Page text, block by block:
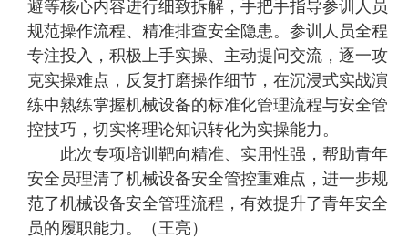
避等核心内容进行细致拆解，手把手指导参训人员
规范操作流程、精准排查安全隐患。参训人员全程
专注投入，积极上手实操、主动提问交流，逐一攻
克实操难点，反复打磨操作细节，在沉浸式实战演
练中熟练掌握机械设备的标准化管理流程与安全管
控技巧，切实将理论知识转化为实操能力。
此次专项培训靶向精准、实用性强，帮助青年
安全员理清了机械设备安全管控重难点，进一步规
范了机械设备安全管理流程，有效提升了青年安全
员的履职能力。（王亮）